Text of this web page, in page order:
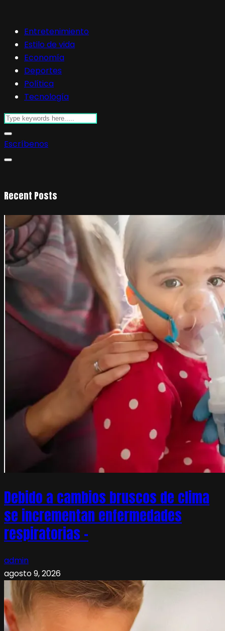
Entretenimiento
Estilo de vida
Economía
Deportes
Política
Tecnología
Escríbenos
Recent Posts
Debido a cambios bruscos de clima
se incrementan enfermedades
respiratorias –
admin
agosto 9, 2026